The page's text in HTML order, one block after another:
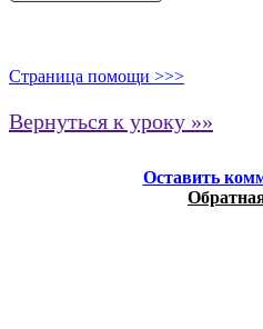
Страница помощи >>>
Вернуться к уроку »»
Оставить